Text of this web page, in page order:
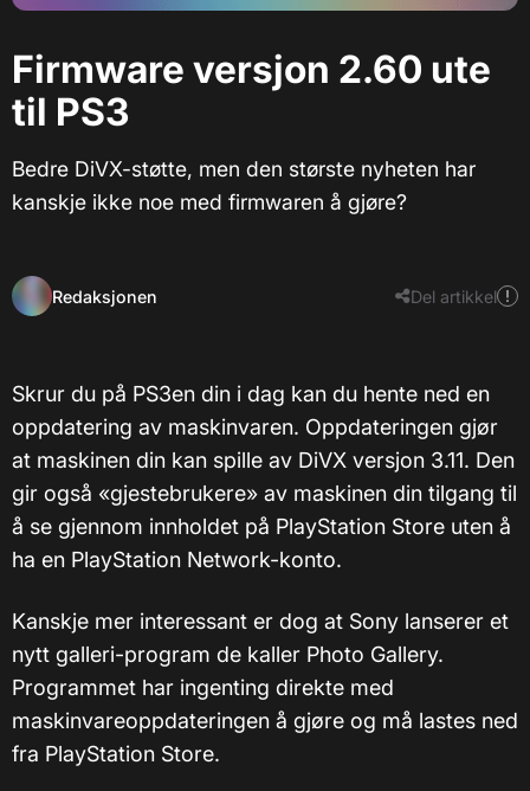
Firmware versjon 2.60 ute
til PS3
Bedre DiVX-støtte, men den største nyheten har
kanskje ikke noe med firmwaren å gjøre?
Redaksjonen Del artikkel
Skrur du på PS3en din i dag kan du hente ned en
oppdatering av maskinvaren. Oppdateringen gjør
at maskinen din kan spille av DiVX versjon 3.11. Den
gir også «gjestebrukere» av maskinen din tilgang til
å se gjennom innholdet på PlayStation Store uten å
ha en PlayStation Network-konto.
Kanskje mer interessant er dog at Sony lanserer et
nytt galleri-program de kaller Photo Gallery.
Programmet har ingenting direkte med
maskinvareoppdateringen å gjøre og må lastes ned
fra PlayStation Store.